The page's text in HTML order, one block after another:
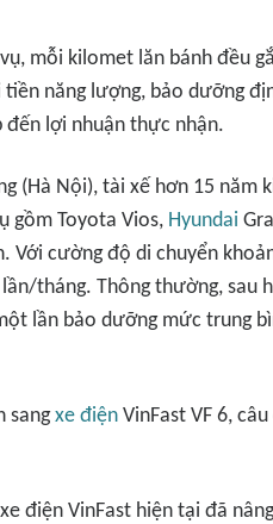
mỗi kilomet lăn bánh đều
tiền năng lượng, bảo dưỡng
lợi nhuận thực nhận.
(Hà Nội), tài xế hơn 15
gồm Toyota Vios, Hyundai
Với cường độ di chuyển
tháng. Thông thường, sau
lần bảo dưỡng mức trung
sangxe điện VinFast VF 6,
điện VinFast hiện tại đã